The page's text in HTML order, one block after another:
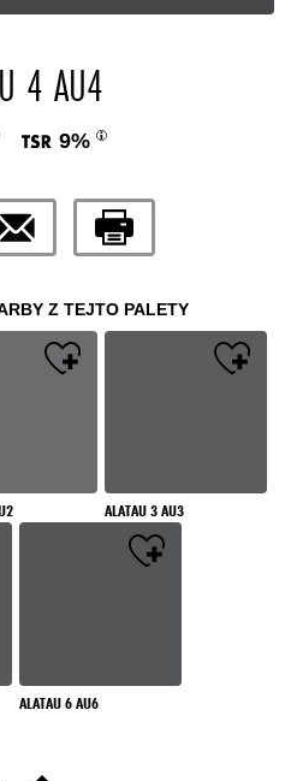
4 AU4
9%
Z TEJTO PALETY
ALATAU 3 AU3
ALATAU 6 AU6